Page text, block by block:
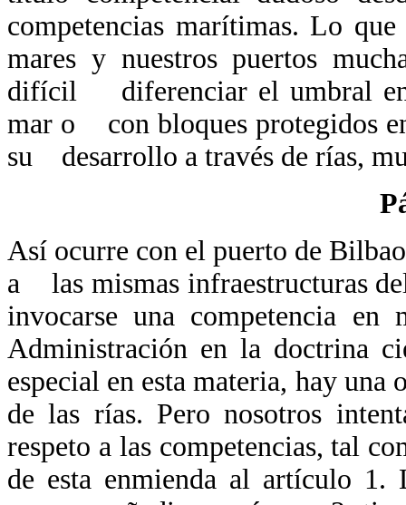
competencias marítimas. Lo
mares y nuestros puertos
difícil diferenciar el umbral
mar o con bloques protegidos
su desarrollo a través de rías,
Así ocurre con el puerto de
a las mismas infraestructuras
invocarse una competencia
Administración en la doctrina
especial en esta materia, hay
de las rías. Pero nosotros
respeto a las competencias, tal
de esta enmienda al artículo